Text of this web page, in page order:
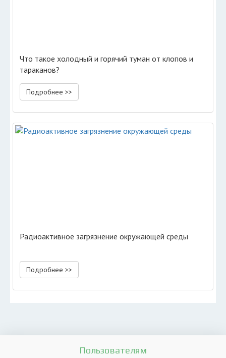
Что такое холодный и горячий туман от клопов и
тараканов?
Подробнее >>
Радиоактивное загрязнение окружающей среды
Подробнее >>
Пользователям